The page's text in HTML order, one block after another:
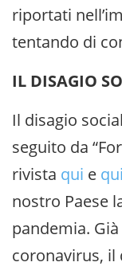
riportati
tentando di
IL DISAGIO
Il disagio
seguito da
rivista qui e qui
nostro Paese
pandemia.
coronavirus, il